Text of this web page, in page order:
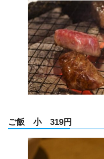
ご飯 小 319円